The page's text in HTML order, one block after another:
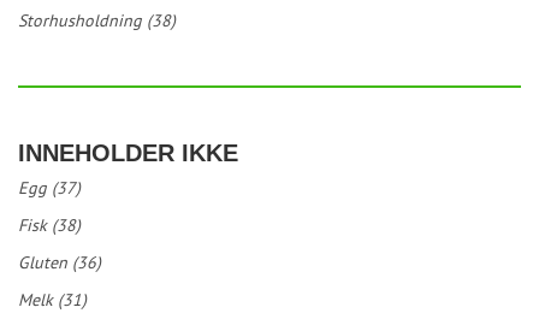
Storhusholdning (38)
INNEHOLDER IKKE
Egg (37)
Fisk (38)
Gluten (36)
Melk (31)